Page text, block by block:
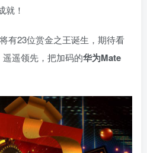
就！
有23位赏金之王诞生，期待看
遥领先，把加码的华为Mate